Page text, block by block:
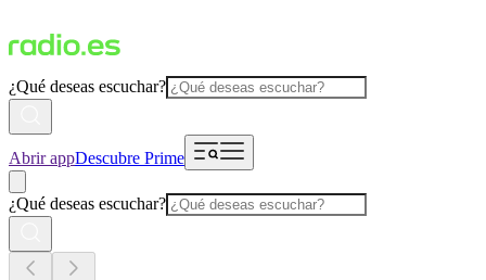
¿Qué deseas escuchar?
Abrir appDescubre Prime
¿Qué deseas escuchar?